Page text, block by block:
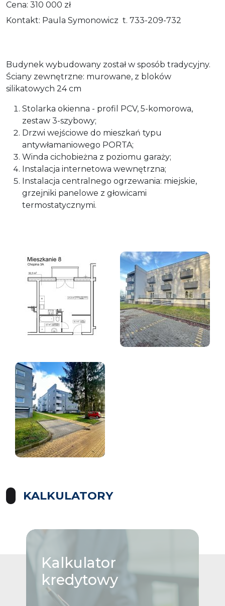
Cena: 310 000 zł
Kontakt: Paula Symonowicz t. 733-209-732
Budynek wybudowany został w sposób tradycyjny.
Ściany zewnętrzne: murowane, z bloków
silikatowych 24 cm
Stolarka okienna - profil PCV, 5-komorowa,
zestaw 3-szybowy;
Drzwi wejściowe do mieszkań typu
antywłamaniowego PORTA;
Winda cichobieżna z poziomu garaży;
Instalacja internetowa wewnętrzna;
Instalacja centralnego ogrzewania: miejskie,
grzejniki panelowe z głowicami
termostatycznymi.
KALKULATORY
Kalkulator
kredytowy